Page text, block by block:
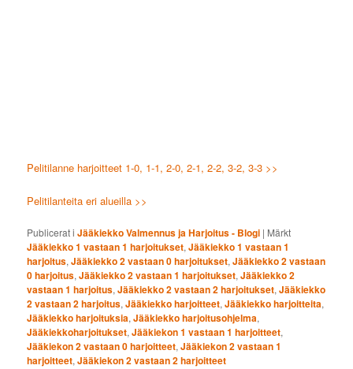
Pelitilanne harjoitteet 1-0, 1-1, 2-0, 2-1, 2-2, 3-2, 3-3 >>
Pelitilanteita eri alueilla >>
Publicerat i Jääkiekko Valmennus ja Harjoitus - Blogi | Märkt
Jääkiekko 1 vastaan 1 harjoitukset,Jääkiekko 1 vastaan 1
harjoitus,Jääkiekko 2 vastaan 0 harjoitukset,Jääkiekko 2 vastaan
0 harjoitus,Jääkiekko 2 vastaan 1 harjoitukset,Jääkiekko 2
vastaan 1 harjoitus,Jääkiekko 2 vastaan 2 harjoitukset,Jääkiekko
2 vastaan 2 harjoitus,Jääkiekko harjoitteet,Jääkiekko harjoitteita,
Jääkiekko harjoituksia,Jääkiekko harjoitusohjelma,
Jääkiekkoharjoitukset,Jääkiekon 1 vastaan 1 harjoitteet,
Jääkiekon 2 vastaan 0 harjoitteet,Jääkiekon 2 vastaan 1
harjoitteet,Jääkiekon 2 vastaan 2 harjoitteet